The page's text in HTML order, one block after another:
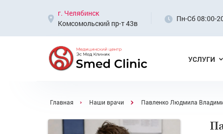
г. Челябинск
Комсомольский пр-т 43в
Пн-Сб 08:00-
УСЛУГИ
Навигационная цепочка
Главная Наши врачи Павленко Людмила